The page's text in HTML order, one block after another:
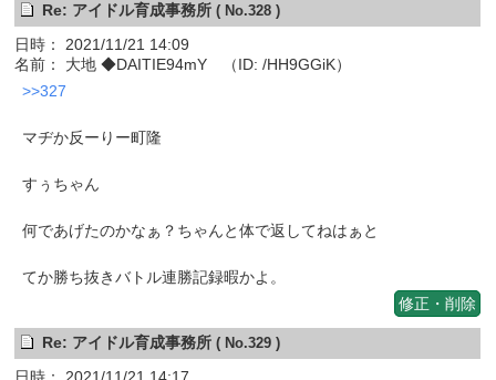
Re: アイドル育成事務所( No.328 )
日時： 2021/11/21 14:09
名前： 大地 ◆DAITIE94mY （ID: /HH9GGiK）
>>327
マヂか反ーりー町隆
すぅちゃん
何であげたのかなぁ？ちゃんと体で返してねはぁと
てか勝ち抜きバトル連勝記録暇かよ。
修正・削除
Re: アイドル育成事務所( No.329 )